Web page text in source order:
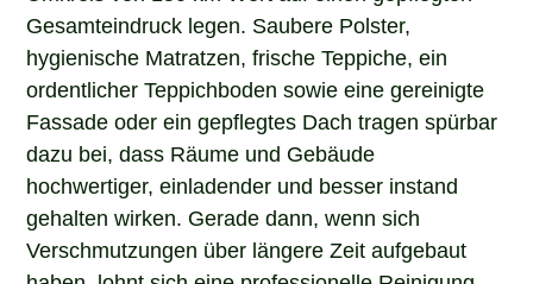
Gesamteindruck legen. Saubere Polster,
hygienische Matratzen, frische Teppiche, ein
ordentlicher Teppichboden sowie eine gereinigte
Fassade oder ein gepflegtes Dach tragen spürbar
dazu bei, dass Räume und Gebäude
hochwertiger, einladender und besser instand
gehalten wirken. Gerade dann, wenn sich
Verschmutzungen über längere Zeit aufgebaut
haben, lohnt sich eine professionelle Reinigung